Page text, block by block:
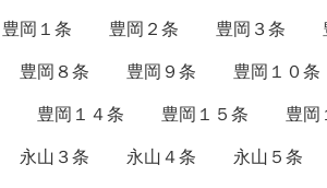
豊岡１条 豊岡２条 豊岡３条
豊岡８条 豊岡９条 豊岡１０条
豊岡１４条 豊岡１５条 豊岡
永山３条 永山４条 永山５条